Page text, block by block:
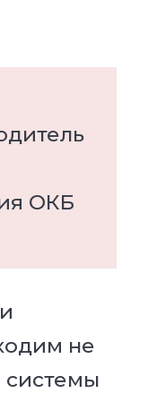
ОКБ
не
системы